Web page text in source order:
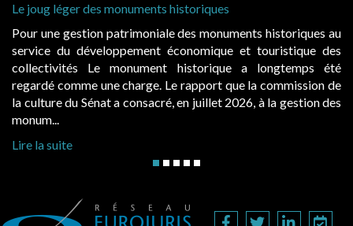
historiques
des monuments historiques au
économique et touristique des
historique a longtemps été
Le rapport que la commission de
en juillet 2026, à la gestion des
Cabines de plage : le juge
Evocatrices des bains
également un beau sujet
public, elles donnent
d’occupation. Saisies par